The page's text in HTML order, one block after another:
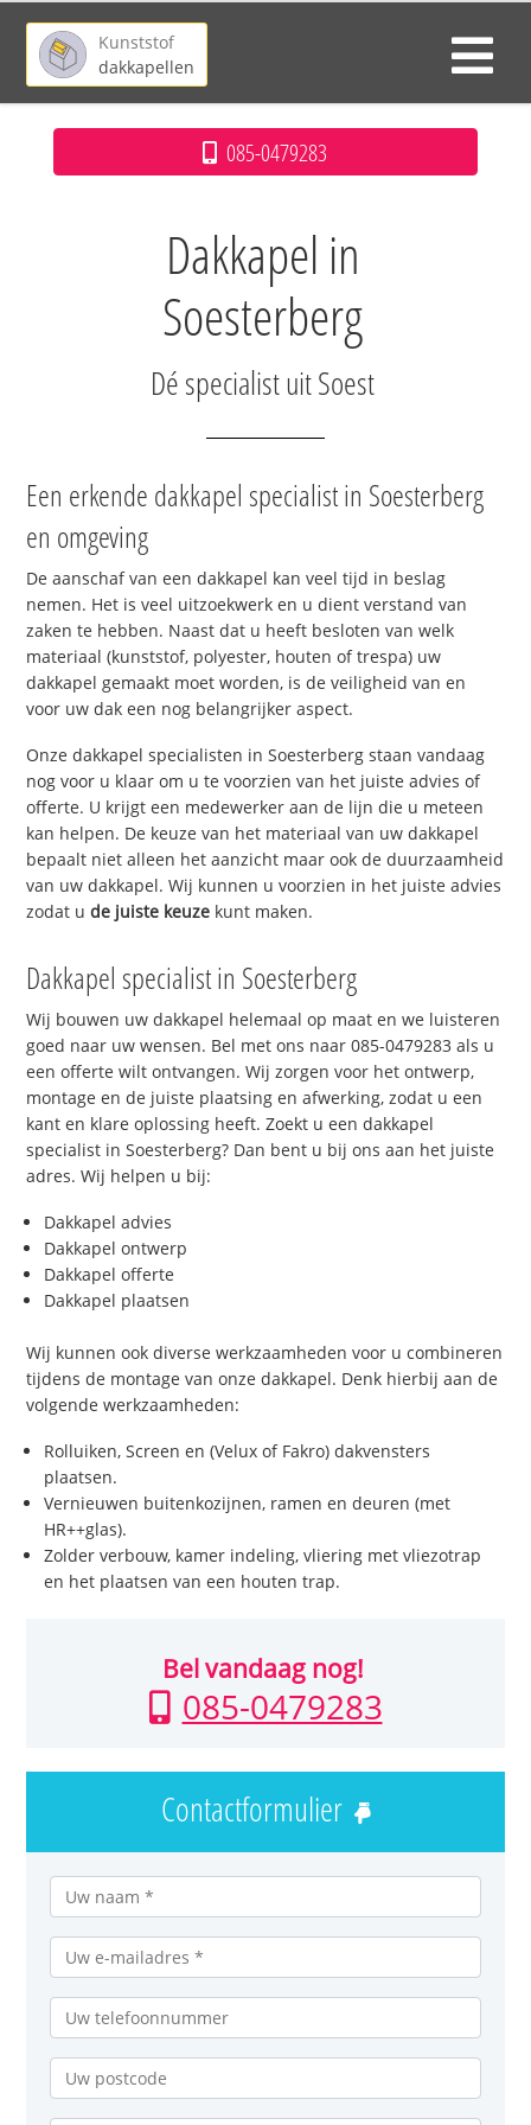
Kunststof
dakkapellen
085-0479283
Dakkapel in
Soesterberg
Dé specialist uit Soest
Een erkende dakkapel specialist in Soesterberg
en omgeving
De aanschaf van een dakkapel kan veel tijd in beslag
nemen. Het is veel uitzoekwerk en u dient verstand van
zaken te hebben. Naast dat u heeft besloten van welk
materiaal (kunststof, polyester, houten of trespa) uw
dakkapel gemaakt moet worden, is de veiligheid van en
voor uw dak een nog belangrijker aspect.
Onze dakkapel specialisten in Soesterberg staan vandaag
nog voor u klaar om u te voorzien van het juiste advies of
offerte. U krijgt een medewerker aan de lijn die u meteen
kan helpen. De keuze van het materiaal van uw dakkapel
bepaalt niet alleen het aanzicht maar ook de duurzaamheid
van uw dakkapel. Wij kunnen u voorzien in het juiste advies
zodat ude juiste keuze kunt maken.
Dakkapel specialist in Soesterberg
Wij bouwen uw dakkapel helemaal op maat en we luisteren
goed naar uw wensen. Bel met ons naar 085-0479283 als u
een offerte wilt ontvangen. Wij zorgen voor het ontwerp,
montage en de juiste plaatsing en afwerking, zodat u een
kant en klare oplossing heeft. Zoekt u een dakkapel
specialist in Soesterberg? Dan bent u bij ons aan het juiste
adres. Wij helpen u bij:
Dakkapel advies
Dakkapel ontwerp
Dakkapel offerte
Dakkapel plaatsen
Wij kunnen ook diverse werkzaamheden voor u combineren
tijdens de montage van onze dakkapel. Denk hierbij aan de
volgende werkzaamheden:
Rolluiken, Screen en (Velux of Fakro) dakvensters
plaatsen.
Vernieuwen buitenkozijnen, ramen en deuren (met
HR++glas).
Zolder verbouw, kamer indeling, vliering met vliezotrap
en het plaatsen van een houten trap.
Bel vandaag nog!
085-0479283
Contactformulier